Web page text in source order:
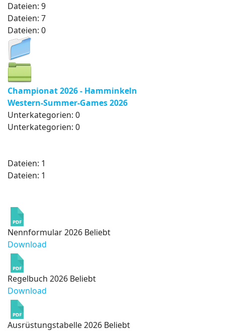
Dateien: 9
Dateien: 7
Dateien: 0
Championat 2026 - Hamminkeln
Western-Summer-Games 2026
Unterkategorien: 0
Unterkategorien: 0
Dateien: 1
Dateien: 1
Nennformular 2026 Beliebt
Download
Regelbuch 2026 Beliebt
Download
Ausrüstungstabelle 2026 Beliebt